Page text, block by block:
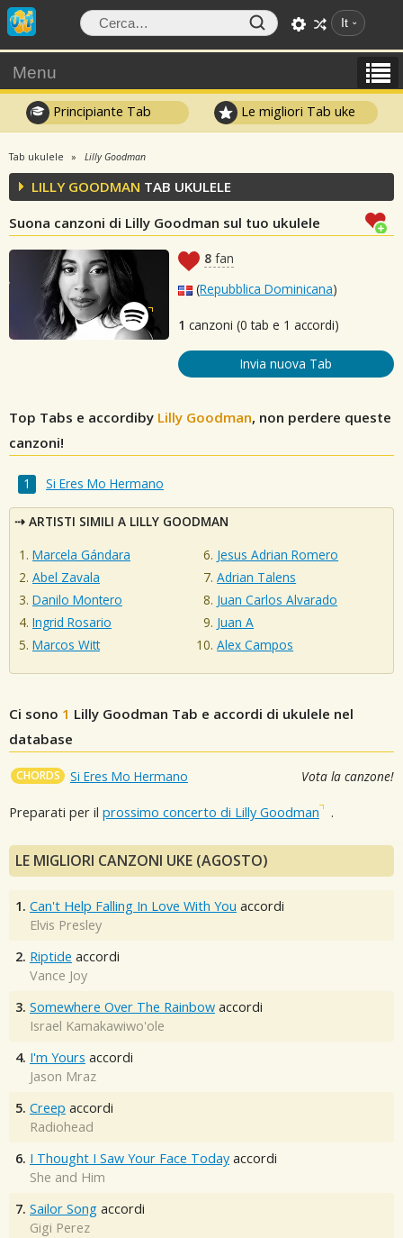
It
Menu
Principiante Tab Le migliori Tab uke
Tab ukulele Lilly Goodman
LILLY GOODMAN TAB UKULELE
Suona canzoni di Lilly Goodman sul tuo ukulele
8 fan
(Repubblica Dominicana)
1 canzoni (0 tab e 1 accordi)
Invia nuova Tab
Top Tabs e accordiby Lilly Goodman, non perdere queste
canzoni!
Si Eres Mo Hermano
ARTISTI SIMILI A LILLY GOODMAN
Marcela Gándara
Abel Zavala
Danilo Montero
Ingrid Rosario
Marcos Witt
Jesus Adrian Romero
Adrian Talens
Juan Carlos Alvarado
Juan A
Alex Campos
Ci sono 1 Lilly Goodman Tab e accordi di ukulele nel
database
CHORDS Si Eres Mo Hermano Vota la canzone!
Preparati per il prossimo concerto di Lilly Goodman .
LE MIGLIORI CANZONI UKE (AGOSTO)
1. Can't Help Falling In Love With You accordi
Elvis Presley
2. Riptide accordi
Vance Joy
3. Somewhere Over The Rainbow accordi
Israel Kamakawiwo'ole
4. I'm Yours accordi
Jason Mraz
5. Creep accordi
Radiohead
6. I Thought I Saw Your Face Today accordi
She and Him
7. Sailor Song accordi
Gigi Perez